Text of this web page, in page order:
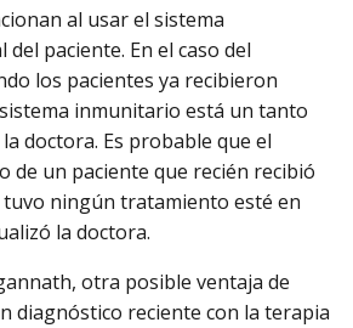
al usar el sistema
paciente. En el caso del
los pacientes ya recibieron
inmunitario está un tanto
doctora. Es probable que el
de un paciente que recién recibió
ningún tratamiento esté en
la doctora.
otra posible ventaja de
diagnóstico reciente con la terapia